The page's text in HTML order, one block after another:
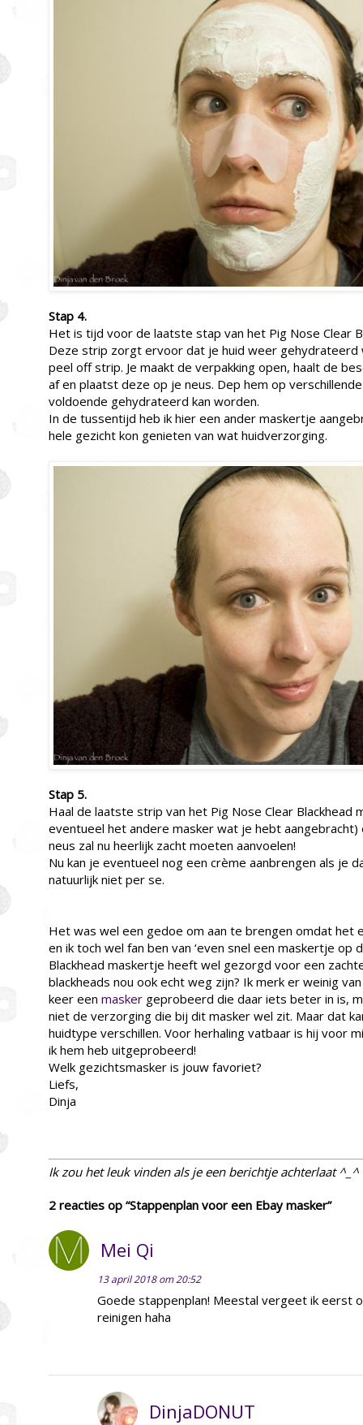
Stap 4.
Het is tijd voor de laatste stap van het Pig Nose Clear
Deze strip zorgt ervoor dat je huid weer gehydrateerd
peel off strip. Je maakt de verpakking open, haalt de
af en plaatst deze op je neus. Dep hem op
voldoende gehydrateerd kan worden.
In de tussentijd heb ik hier een ander maskertje
hele gezicht kon genieten van wat huidverzorging.
Stap 5.
Haal de laatste strip van het Pig Nose Clear Blackhead
eventueel het andere masker wat je hebt aangebracht)
neus zal nu heerlijk zacht moeten aanvoelen!
Nu kan je eventueel nog een crème aanbrengen als je
natuurlijk niet per se.
Het was wel een gedoe om aan te brengen omdat het
en ik toch wel fan ben van ‘even snel een maskertje op
Blackhead maskertje heeft wel gezorgd voor een
blackheads nou ook echt weg zijn? Ik merk er weinig
keer een masker geprobeerd die daar iets beter in is,
niet de verzorging die bij dit masker wel zit. Maar dat
huidtype verschillen. Voor herhaling vatbaar is hij voor
ik hem heb uitgeprobeerd!
Welk gezichtsmasker is jouw favoriet?
Liefs,
Dinja
Ik zou het leuk vinden als je een berichtje achterlaat ^_^
2 reacties op “Stappenplan voor een Ebay masker”
Mei Qi
13 april 2018 om 20:52
Goede stappenplan! Meestal vergeet ik eerst
reinigen haha
DinjaDONUT